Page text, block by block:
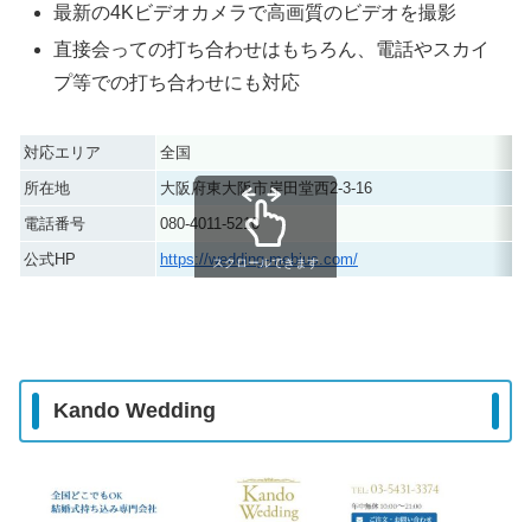
最新の4Kビデオカメラで高画質のビデオを撮影
直接会っての打ち合わせはもちろん、電話やスカイ
プ等での打ち合わせにも対応
対応エリア
全国
所在地
大阪府東大阪市岸田堂西2-3-16
電話番号
080-4011-5210
公式HP
https://wedding-mebius.com/
スクロールできます
Kando Wedding